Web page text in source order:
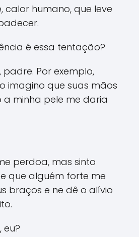
calor humano, que leve
é essa tentação?
Por exemplo,
imagino que suas mãos
minha pele me daria
perdoa, mas sinto
que alguém forte me
braços e ne dê o alívio
eu?